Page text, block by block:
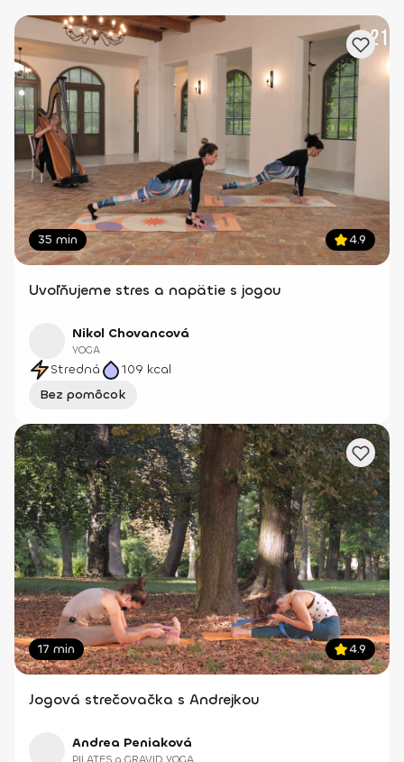
35 min 4.9
Uvoľňujeme stres a napätie s jogou
Nikol Chovancová
YOGA
Stredná 109 kcal
Bez pomôcok
17 min 4.9
Jogová strečovačka s Andrejkou
Andrea Peniaková
PILATES a GRAVID YOGA